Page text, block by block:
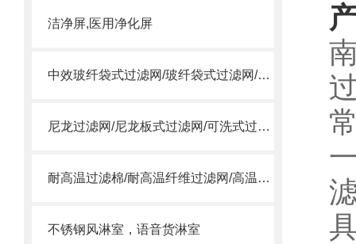
洁净屏,医用净化屏
中效玻纤袋式过滤网/玻纤袋式过滤网/高温袋式过滤网
尼龙过滤网/尼龙板式过滤网/可洗式过滤网
耐高温过滤棉/耐高温纤维过滤网/高温合成纤维滤棉
不锈钢风淋室，语音货淋室